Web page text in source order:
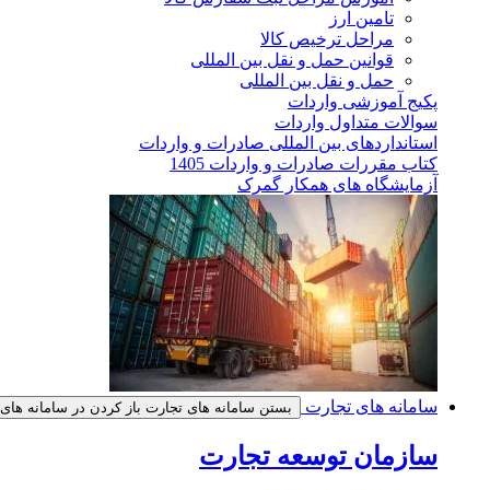
تامین ارز
مراحل ترخیص کالا
قوانین حمل و نقل بین المللی
حمل و نقل بین المللی
پکیج آموزشی واردات
سوالات متداول واردات
استانداردهای بین المللی صادرات و واردات
کتاب مقررات صادرات و واردات 1405
آزمایشگاه های همکار گمرک
سامانه های تجارت بستن سامانه های تجارت باز کردن در سامانه
سازمان توسعه تجارت